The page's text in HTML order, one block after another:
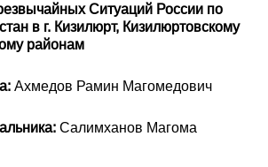
Ситуаций России по
в г. Кизилюрт, Кизилюртовскому
районам
Ахмедов Рамин Магомедович
Салимханов Магома